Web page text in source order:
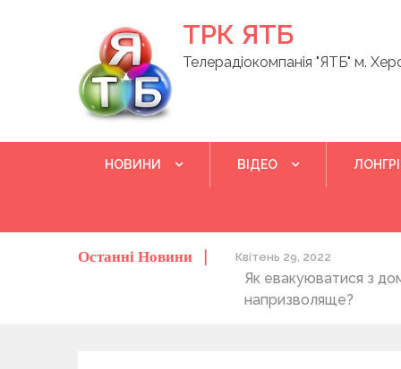
ТРК ЯТБ
Телерадіокомпанія "ЯТБ" м.
НОВИНИ ВІДЕО
Останні Новини
та жителів області Квітень 29, 2022
Як евакуюватися з
напризволяще?